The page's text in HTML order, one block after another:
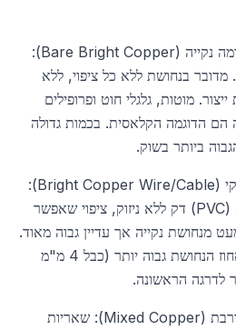
דרגה ראשונה — נחושת אדומה נקייה (Bare Bright Copper):
מדובר בנחושת ללא כל ציפוי, ללא
מוטות, גלגלי חוט ופרופילים
הם הדוגמה הקלאסית. בכמות גדולה
ביותר בשוק.
דרגה שנייה — נחושת כבל נקי (Bright Copper Wire/Cable):
כבל חשמל עם ציפוי פלסטיק (PVC) דק ללא ניזוק, ציפוי שאפשר
מנחושת נקייה אך עדיין גבוה מאוד.
ככל שגיד הכבל עבה יותר ואחוז הנחושת גבוה יותר (כבל 4 מ"מ
לדרגה הראשונה.
דרגה שלישית — נחושת מעורבת (Mixed Copper): שאריות